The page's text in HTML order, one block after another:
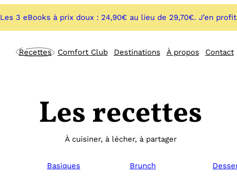
Les 3 eBooks à prix doux : 24,90€ au lieu de 29,70€. J’en
Recettes Comfort Club Destinations À propos Contact
Les recettes
À cuisiner, à lécher, à partager
Basiques Brunch